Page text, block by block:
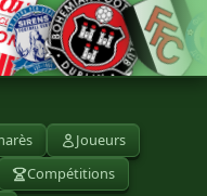
Joueurs
Compétitions